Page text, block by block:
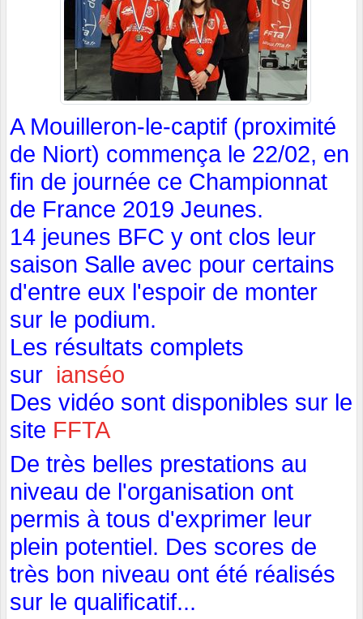
A Mouilleron-le-captif (proximité
de Niort) commença le 22/02, en
fin de journée ce Championnat
de France 2019 Jeunes.
14 jeunes BFC y ont clos leur
saison Salle avec pour certains
d'entre eux l'espoir de monter
sur le podium.
Les résultats complets
sur ianséo
Des vidéo sont disponibles sur le
site FFTA
De très belles prestations au
niveau de l'organisation ont
permis à tous d'exprimer leur
plein potentiel. Des scores de
très bon niveau ont été réalisés
sur le qualificatif...